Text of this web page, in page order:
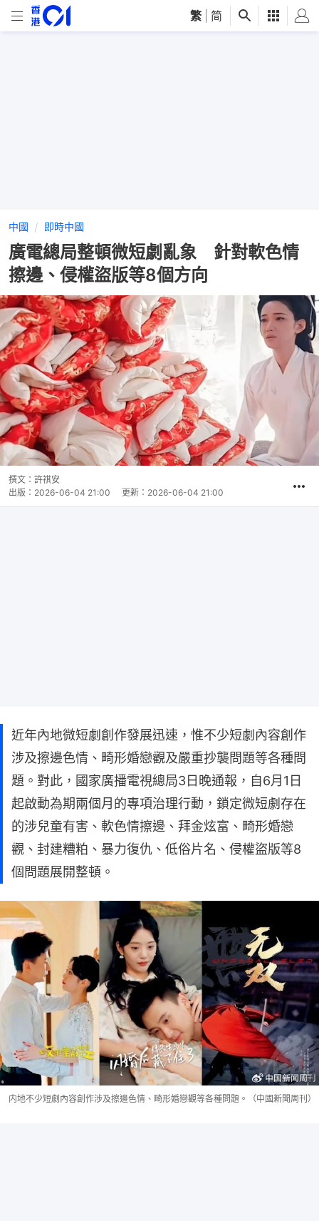
繁 简
中國 即時中國
廣電總局整頓微短劇亂象 針對軟色情
擦邊、侵權盜版等8個方向
撰文： 許祺安
出版： 2026-06-04 21:00 更新： 2026-06-04 21:00
近年內地微短劇創作發展迅速，惟不少短劇內容創作
涉及擦邊色情、畸形婚戀觀及嚴重抄襲問題等各種問
題。對此，國家廣播電視總局3日晚通報，自6月1日
起啟動為期兩個月的專項治理行動，鎖定微短劇存在
的涉兒童有害、軟色情擦邊、拜金炫富、畸形婚戀
觀、封建糟粕、暴力復仇、低俗片名、侵權盜版等8
個問題展開整頓。
内地不少短劇內容創作涉及擦邊色情、畸形婚戀觀等各種問題。（中國新聞周刊）